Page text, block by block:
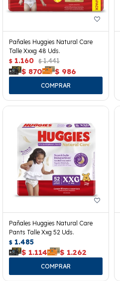
Pañales Huggies Natural Care
Talle Xxxg 48 Uds.
$ 1.160 $ 1.441
$ 870 $ 986
Pañales Huggies Natural Care
Pants Talle Xxg 52 Uds.
$ 1.485
$ 1.114 $ 1.262